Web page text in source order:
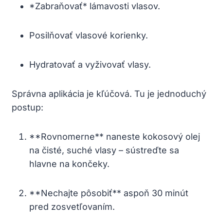
*Zabraňovať* lámavosti vlasov.
Posilňovať vlasové korienky.
Hydratovať a vyživovať vlasy.
Správna aplikácia je kľúčová. Tu je jednoduchý
postup:
**Rovnomerne** naneste kokosový olej
na čisté, suché vlasy – sústreďte sa
hlavne na končeky.
**Nechajte pôsobiť** aspoň 30 minút
pred zosvetľovaním.